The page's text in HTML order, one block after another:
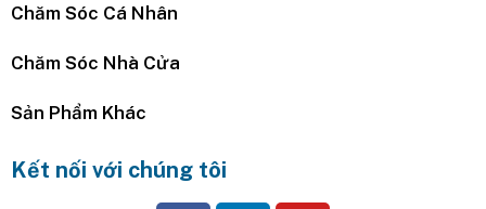
Chăm Sóc Cá Nhân
Chăm Sóc Nhà Cửa
Sản Phẩm Khác
Kết nối với chúng tôi